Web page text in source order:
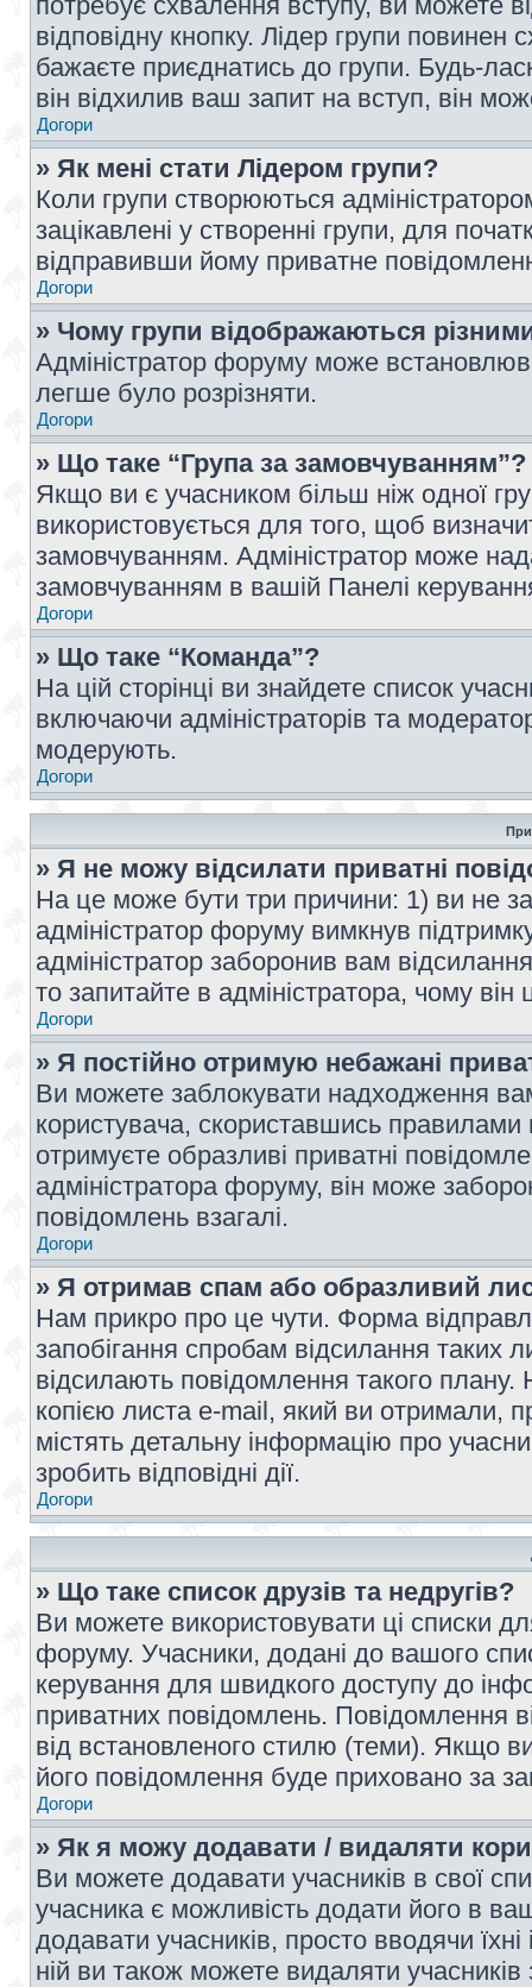
відповідну кнопку. Лідер групи
бажаєте приєднатись до групи. Будь-
він відхилив ваш запит на вступ, він
Догори
» Як мені стати Лідером групи?
Коли групи створюються
зацікавлені у створенні групи, для
відправивши йому приватне
Догори
» Чому групи відображаються
Адміністратор форуму може
легше було розрізняти.
Догори
» Що таке “Група за замовчуванням”?
Якщо ви є учасником більш ніж одної
використовується для того, щоб
замовчуванням. Адміністратор може
замовчуванням в вашій Панелі
Догори
» Що таке “Команда”?
На цій сторінці ви знайдете список
включаючи адміністраторів та
модерують.
Догори
» Я не можу відсилати приватні
На це може бути три причини: 1) ви не
адміністратор форуму вимкнув
адміністратор заборонив вам
то запитайте в адміністратора, чому він
Догори
» Я постійно отримую небажані
Ви можете заблокувати надходження
користувача, скориставшись
отримуєте образливі приватні
адміністратора форуму, він може
повідомлень взагалі.
Догори
» Я отримав спам або образливий
Нам прикро про це чути. Форма
запобігання спробам відсилання таких
відсилають повідомлення такого
копією листа e-mail, який ви отримали,
містять детальну інформацію про
зробить відповідні дії.
Догори
» Що таке список друзів та недругів?
Ви можете використовувати ці списки
форуму. Учасники, додані до вашого
керування для швидкого доступу до
приватних повідомлень. Повідомлення
від встановленого стилю (теми). Якщо
його повідомлення буде приховано за
Догори
» Як я можу додавати / видаляти
Ви можете додавати учасників в свої
учасника є можливість додати його в
додавати учасників, просто вводячи
ній ви також можете видаляти учасників